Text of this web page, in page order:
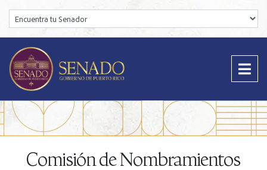
Encuentra tu Senador:
Comisión de Nombramientos